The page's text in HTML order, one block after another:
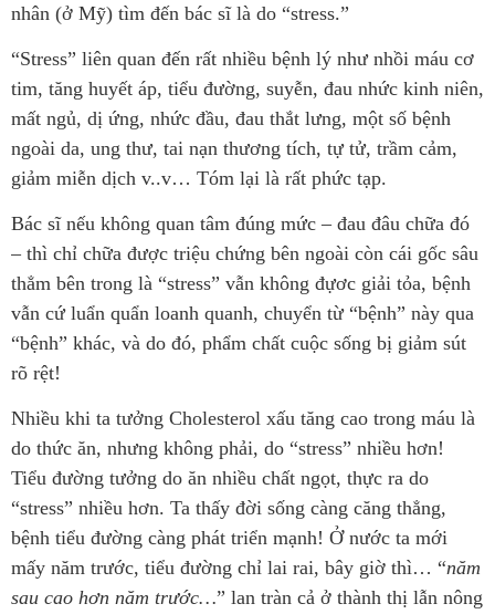
nhân (ở Mỹ) tìm đến bác sĩ là do “stress.”
“Stress” liên quan đến rất nhiều bệnh lý như nhồi máu cơ
tim, tăng huyết áp, tiểu đường, suyễn, đau nhức kinh niên,
mất ngủ, dị ứng, nhức đầu, đau thắt lưng, một số bệnh
ngoài da, ung thư, tai nạn thương tích, tự tử, trầm cảm,
giảm miễn dịch v..v… Tóm lại là rất phức tạp.
Bác sĩ nếu không quan tâm đúng mức – đau đâu chữa đó
– thì chỉ chữa được triệu chứng bên ngoài còn cái gốc sâu
thẳm bên trong là “stress” vẫn không đựơc giải tỏa, bệnh
vẫn cứ luẩn quẩn loanh quanh, chuyển từ “bệnh” này qua
“bệnh” khác, và do đó, phẩm chất cuộc sống bị giảm sút
rõ rệt!
Nhiều khi ta tưởng Cholesterol xấu tăng cao trong máu là
do thức ăn, nhưng không phải, do “stress” nhiều hơn!
Tiểu đường tưởng do ăn nhiều chất ngọt, thực ra do
“stress” nhiều hơn. Ta thấy đời sống càng căng thẳng,
bệnh tiểu đường càng phát triển mạnh! Ở nước ta mới
mấy năm trước, tiểu đường chỉ lai rai, bây giờ thì… “năm
sau cao hơn năm trước…” lan tràn cả ở thành thị lẫn nông